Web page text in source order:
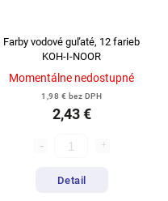
Farby vodové guľaté, 12 farieb
KOH-I-NOOR
Momentálne nedostupné
1,98 € bez DPH
2,43 €
Detail